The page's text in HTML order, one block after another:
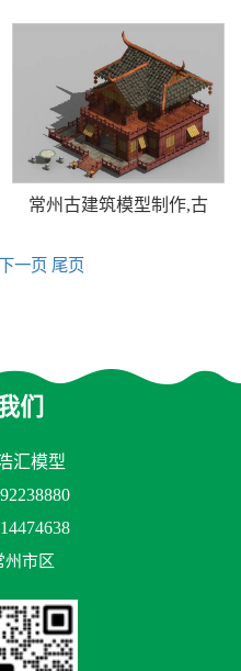
常州古建筑模型制作,古
下一页 尾页
们
汇模型
州市区